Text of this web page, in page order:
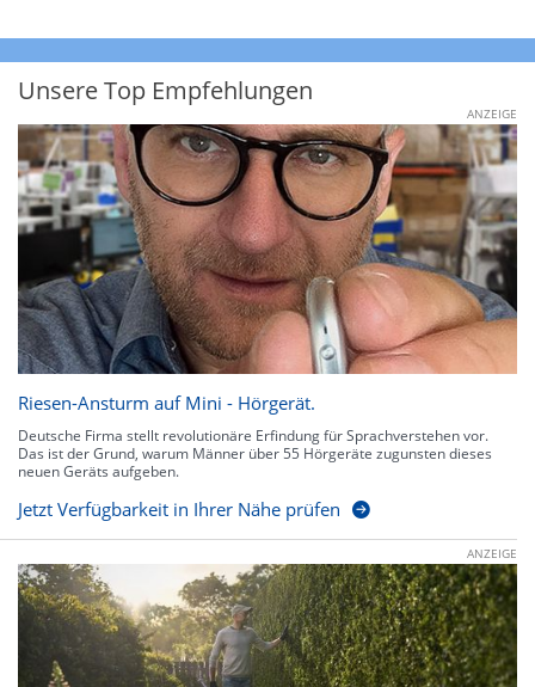
Unsere Top Empfehlungen
ANZEIGE
Riesen-Ansturm auf Mini - Hörgerät.
Deutsche Firma stellt revolutionäre Erfindung für Sprachverstehen vor.
Das ist der Grund, warum Männer über 55 Hörgeräte zugunsten dieses
neuen Geräts aufgeben.
Jetzt Verfügbarkeit in Ihrer Nähe prüfen
ANZEIGE